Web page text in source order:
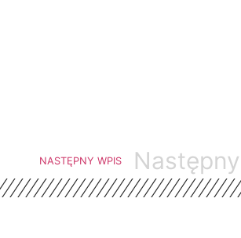
NASTĘPNY WPIS Następny